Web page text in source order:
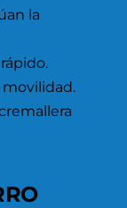
la